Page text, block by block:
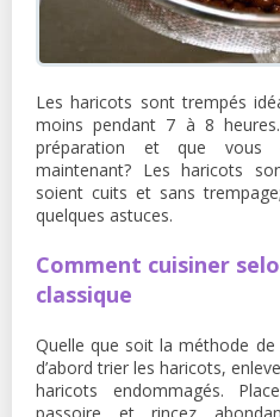
Les haricots sont trempés
moins pendant 7 à 8
préparation et que vous
maintenant? Les haricots
soient cuits et sans
quelques astuces.
Comment cuisiner
classique
Quelle que soit la méthode
d’abord trier les haricots,
haricots endommagés.
passoire et rincez